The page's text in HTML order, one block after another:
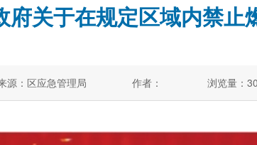
关于在规定区域内禁止
源：区应急管理局 作者： 浏览量：